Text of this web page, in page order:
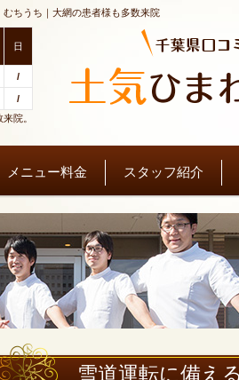
ちうち｜大網の患者様も多数来院
日
/
/
院。
メニュー料金 スタッフ紹介
雪道運転に備え